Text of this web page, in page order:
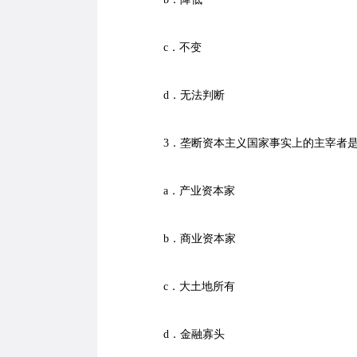
c．不变
d．无法判断
3．垄断资本主义国家事实上的主宰
a．产业资本家
b．商业资本家
c．大土地所有
d．金融寡头